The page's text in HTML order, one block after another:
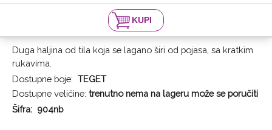
Duga haljina od tila koja se lagano širi od pojasa, sa kratkim
rukavima.
Dostupne boje: TEGET
Dostupne veličine: trenutno nema na lageru može se poručiti
Šifra: 904nb